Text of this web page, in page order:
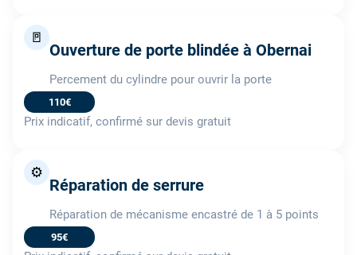
🚪
Ouverture de porte blindée à Obernai
Percement du cylindre pour ouvrir la porte
110€
Prix indicatif, confirmé sur devis gratuit
⚙️
Réparation de serrure
Réparation de mécanisme encastré de 1 à 5 points
95€